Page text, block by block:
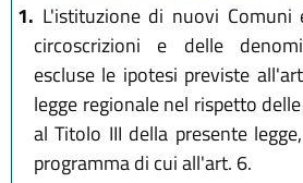
1. L'istituzione di nuovi
circoscrizioni e delle
escluse le ipotesi previste
legge regionale nel rispetto
al Titolo III della presente
programma di cui all'art. 6.